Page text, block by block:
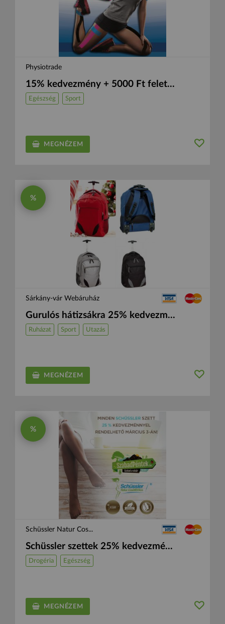
Physiotrade
15% kedvezmény + 5000 Ft felet...
Egészség Sport
MEGNÉZEM
%
Sárkány-vár Webáruház
Gurulós hátizsákra 25% kedvezm...
Ruházat Sport Utazás
MEGNÉZEM
%
Schüssler Natur Cos...
Schüssler szettek 25% kedvezmé...
Drogéria Egészség
MEGNÉZEM